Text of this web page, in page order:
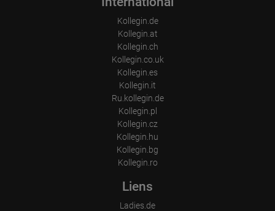
Kollegin.de
Kollegin.at
Kollegin.ch
Kollegin.co.uk
Kollegin.es
Kollegin.it
Ru.kollegin.de
Kollegin.pl
Kollegin.cz
Kollegin.hu
Kollegin.bg
Kollegin.ro
Liens
Ladies.de